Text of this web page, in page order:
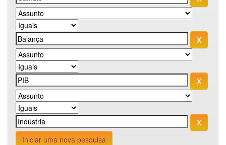
Iniciar uma nova pesquisa